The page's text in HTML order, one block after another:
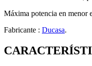
Máxima potencia en menor
Fabricante : Ducasa.